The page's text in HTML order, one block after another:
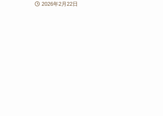
2026年2月22日